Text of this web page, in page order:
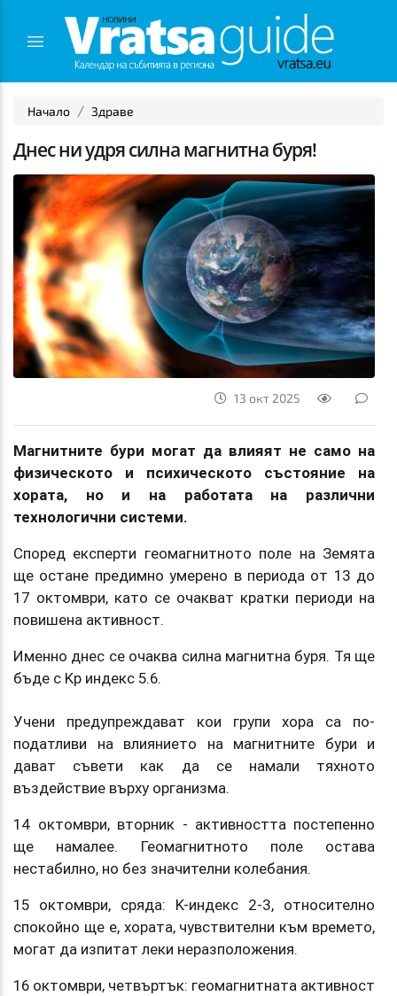
Начало Здраве
Днес ни удря силна магнитна буря!
13 окт 2025
Магнитните бури могат да влияят не само на
физическото и психическото състояние на
хората, но и на работата на различни
технологични системи.
Според експерти геомагнитното поле на Земята
ще остане предимно умерено в периода от 13 до
17 октомври, като се очакват кратки периоди на
повишена активност.
Именно днес се очаква силна магнитна буря. Тя ще
бъде с Kp индекс 5.6.
Учени предупреждават кои групи хора са по-
податливи на влиянието на магнитните бури и
дават съвети как да се намали тяхното
въздействие върху организма.
14 октомври, вторник - активността постепенно
ще намалее. Геомагнитното поле остава
нестабилно, но без значителни колебания.
15 октомври, сряда: K-индекс 2-3, относително
спокойно ще е, хората, чувствителни към времето,
могат да изпитат леки неразположения.
16 октомври, четвъртък: геомагнитната активност